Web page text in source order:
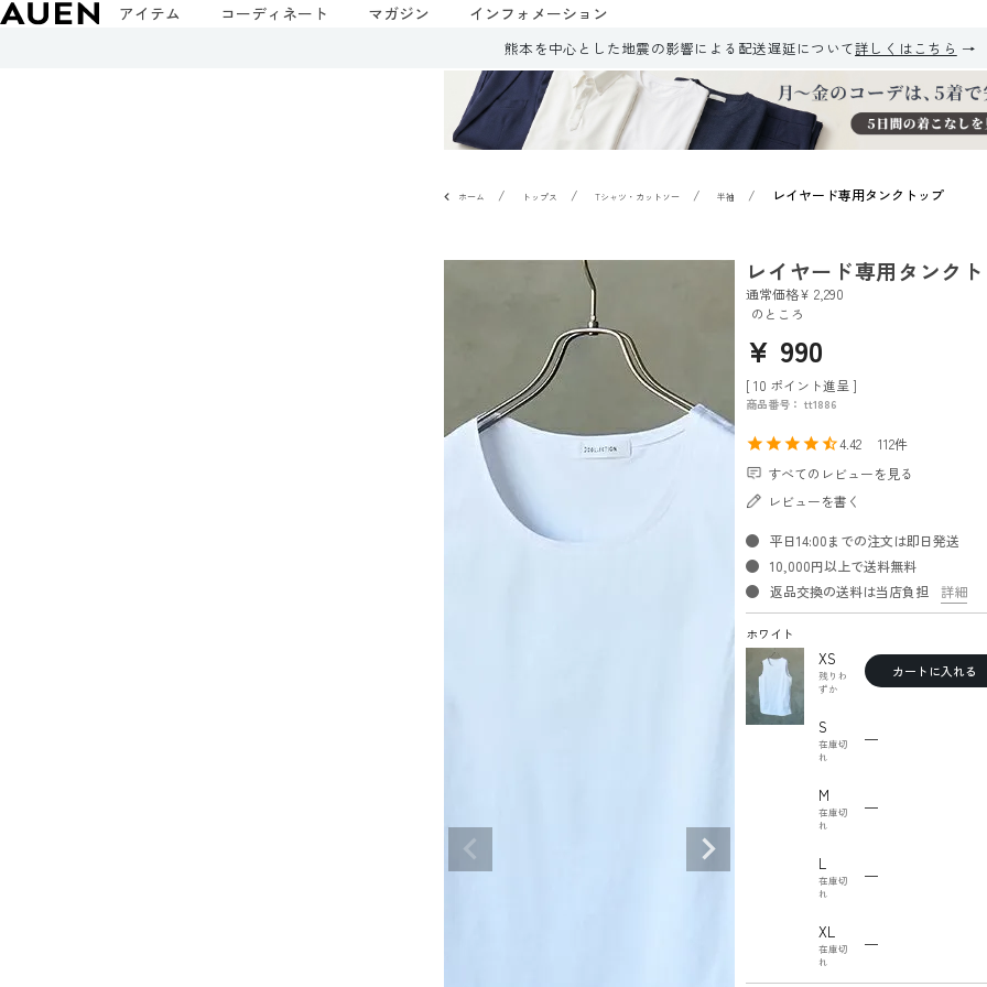
アイテム コーディネート マガジン インフォメーション
熊本を中心とした地震の影響による配送遅延について詳しくはこちら
ホーム トップス Tシャツ・カットソー 半袖 レイヤード専用タンクトップ
レイヤード専用タンク
通常価格¥ 2,290
のところ
¥ 990
[ 10 ポイント進呈 ]
商品番号 tt1886
4.42
112
すべてのレビューを見る
レビューを書く
平日14:00までの注文は即日発送
10,000円以上で送料無料
返品交換の送料は当店負担
詳細
ホワイト
XS
残りわ
ずか
カートに入れる
S
在庫切
れ
—
M
在庫切
れ
—
L
在庫切
れ
—
XL
在庫切
れ
—